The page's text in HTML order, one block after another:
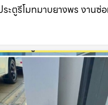
ระตูรีโมทมาบยางพร งานซ่